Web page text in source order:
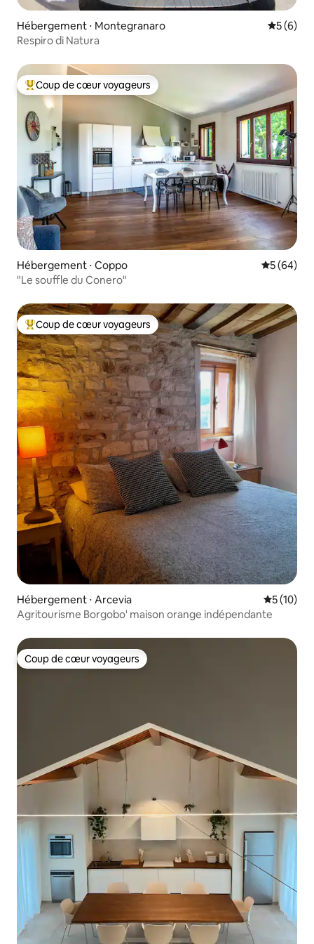
Hébergement ⋅ Montegranaro
5 (6)
Respiro di Natura
Coups de cœur voyageurs les plus appréciés
Coup de cœur voyageurs
Hébergement ⋅ Coppo
5 (64)
"Le souffle du Conero"
Coups de cœur voyageurs les plus appréciés
Coup de cœur voyageurs
Hébergement ⋅ Arcevia
5 (10)
Agritourisme Borgobo' maison orange indépendante
Coup de cœur voyageurs
Coup de cœur voyageurs